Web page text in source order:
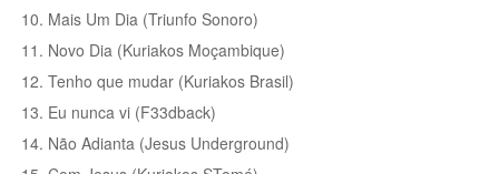
Mais Um Dia (Triunfo Sonoro)
Novo Dia (Kuriakos Moçambique)
Tenho que mudar (Kuriakos Brasil)
Eu nunca vi (F33dback)
Não Adianta (Jesus Underground)